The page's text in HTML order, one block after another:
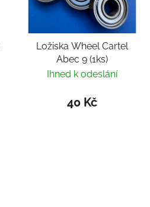
Ložiska Wheel Cartel
Abec 9 (1ks)
Ihned k odeslání
40 Kč